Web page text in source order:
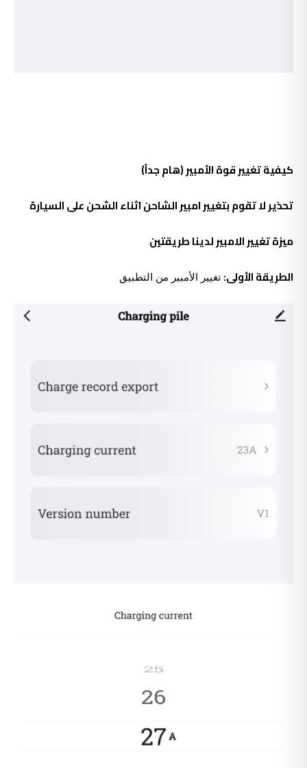
كيفية تغيير قوة الأمبير (هام جداً)
تحذير لا تقوم بتغيير امبير الشاحن اثناء الشحن على السيارة
ميزة تغيير الامبير لدينا طريقتين
الطريقة الأولى: تغيير الأمبير من التطبيق